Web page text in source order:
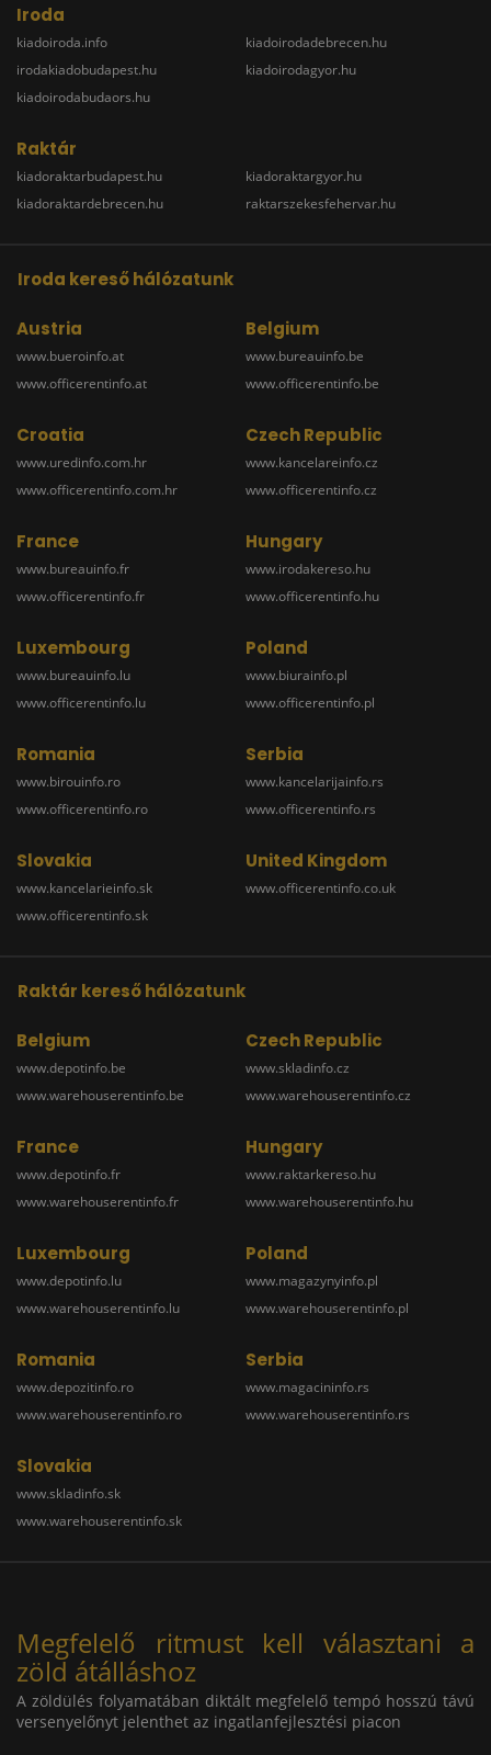
Iroda
kiadoiroda.info
irodakiadobudapest.hu
kiadoirodabudaors.hu
kiadoirodadebrecen.hu
kiadoirodagyor.hu
Raktár
kiadoraktarbudapest.hu
kiadoraktardebrecen.hu
kiadoraktargyor.hu
raktarszekesfehervar.hu
Iroda kereső hálózatunk
Austria
www.bueroinfo.at
www.officerentinfo.at
Belgium
www.bureauinfo.be
www.officerentinfo.be
Croatia
www.uredinfo.com.hr
www.officerentinfo.com.hr
Czech Republic
www.kancelareinfo.cz
www.officerentinfo.cz
France
www.bureauinfo.fr
www.officerentinfo.fr
Hungary
www.irodakereso.hu
www.officerentinfo.hu
Luxembourg
www.bureauinfo.lu
www.officerentinfo.lu
Poland
www.biurainfo.pl
www.officerentinfo.pl
Romania
www.birouinfo.ro
www.officerentinfo.ro
Serbia
www.kancelarijainfo.rs
www.officerentinfo.rs
Slovakia
www.kancelarieinfo.sk
www.officerentinfo.sk
United Kingdom
www.officerentinfo.co.uk
Raktár kereső hálózatunk
Belgium
www.depotinfo.be
www.warehouserentinfo.be
Czech Republic
www.skladinfo.cz
www.warehouserentinfo.cz
France
www.depotinfo.fr
www.warehouserentinfo.fr
Hungary
www.raktarkereso.hu
www.warehouserentinfo.hu
Luxembourg
www.depotinfo.lu
www.warehouserentinfo.lu
Poland
www.magazynyinfo.pl
www.warehouserentinfo.pl
Romania
www.depozitinfo.ro
www.warehouserentinfo.ro
Serbia
www.magacininfo.rs
www.warehouserentinfo.rs
Slovakia
www.skladinfo.sk
www.warehouserentinfo.sk
Megfelelő ritmust kell választani a
zöld átálláshoz
A zöldülés folyamatában diktált megfelelő tempó hosszú távú
versenyelőnyt jelenthet az ingatlanfejlesztési piacon